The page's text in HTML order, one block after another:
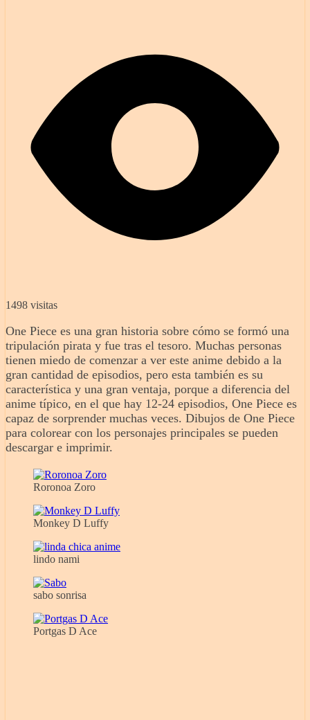
1498 visitas
One Piece es una gran historia sobre cómo se formó una
tripulación pirata y fue tras el tesoro. Muchas personas
tienen miedo de comenzar a ver este anime debido a la
gran cantidad de episodios, pero esta también es su
característica y una gran ventaja, porque a diferencia del
anime típico, en el que hay 12-24 episodios, One Piece es
capaz de sorprender muchas veces. Dibujos de One Piece
para colorear con los personajes principales se pueden
descargar e imprimir.
Roronoa Zoro
Monkey D Luffy
lindo nami
sabo sonrisa
Portgas D Ace